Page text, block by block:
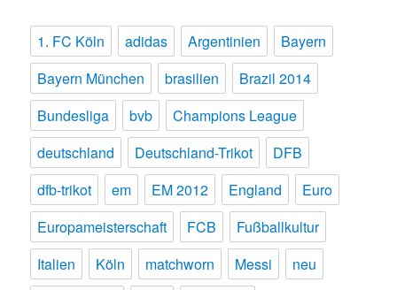
1. FC Köln adidas Argentinien
Bayern
Bayern München
brasilien
Brazil 2014
Bundesliga
bvb
Champions League
deutschland
Deutschland-Trikot
DFB
dfb-trikot
em EM 2012 England
Euro
Europameisterschaft
FCB
Fußballkultur
Italien
Köln matchworn Messi
neu